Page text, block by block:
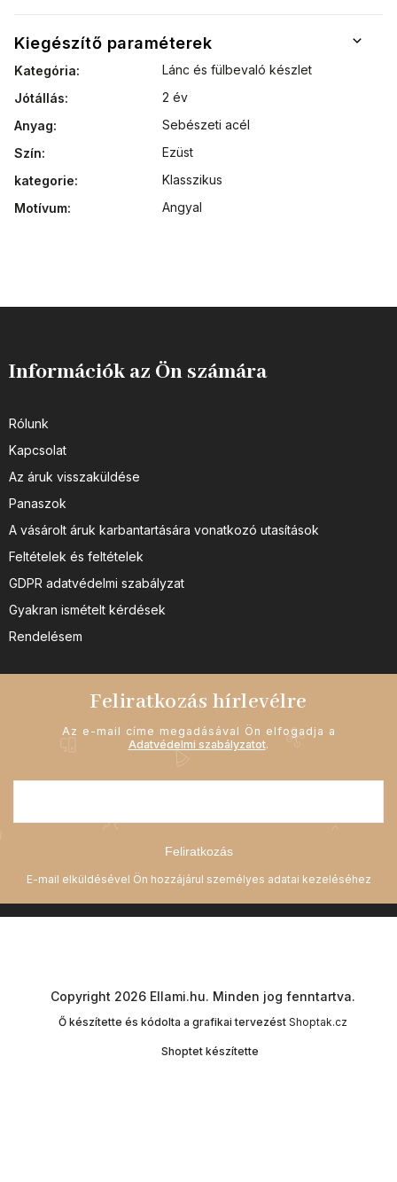
Kiegészítő paraméterek
Kategória:
Lánc és fülbevaló készlet
Jótállás:
2 év
Anyag:
Sebészeti acél
Szín:
Ezüst
kategorie:
Klasszikus
Motívum: Angyal
Információk az Ön számára
Rólunk
Kapcsolat
Az áruk visszaküldése
Panaszok
A vásárolt áruk karbantartására vonatkozó utasítások
Feltételek és feltételek
GDPR adatvédelmi szabályzat
Gyakran ismételt kérdések
Rendelésem
Feliratkozás hírlevélre
Az e-mail címe megadásával Ön elfogadja a
Adatvédelmi szabályzatot.
Feliratkozás
Shoptet készítette
Copyright 2026 Ellami.hu. Minden jog fenntartva.
Ő készítette és kódolta a grafikai tervezést Shoptak.cz